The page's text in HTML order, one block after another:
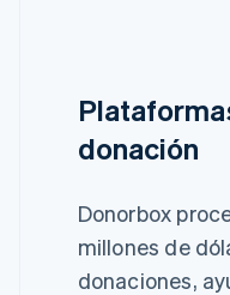
donación
Donorbox
millones de
donaciones,